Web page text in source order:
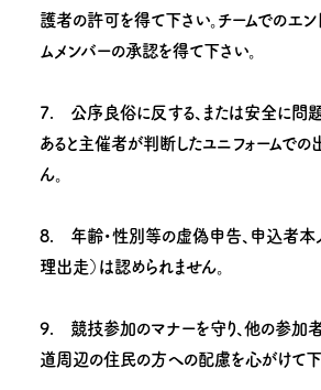
護者の許可を得て下さい。チームでのエン
ムメンバーの承認を得て下さい。
7. 公序良俗に反する、または安全に問
あると主催者が判断したユニフォームで
ん。
8. 年齢・性別等の虚偽申告、申込者本
理出走）は認められません。
9. 競技参加のマナーを守り、他の参加者
道周辺の住民の方への配慮を心がけて下